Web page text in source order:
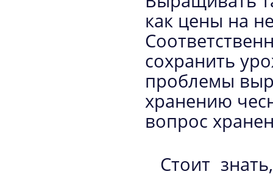
как цены на
сохранить
проблемы
хранению
вопрос
Стоит